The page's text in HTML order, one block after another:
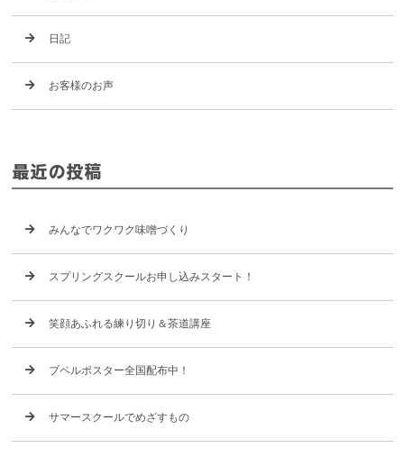
日記
お客様のお声
最近の投稿
みんなでワクワク味噌づくり
スプリングスクールお申し込みスタート！
笑顔あふれる練り切り＆茶道講座
プペルポスター全国配布中！
サマースクールでめざすもの